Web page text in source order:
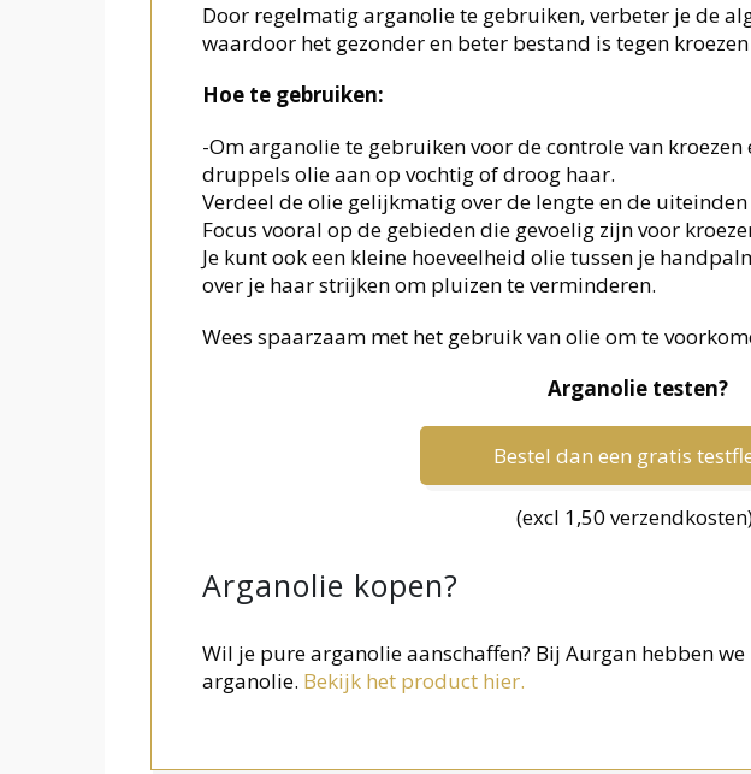
Door regelmatig arganolie te gebruiken, verbeter je de
waardoor het gezonder en beter bestand is tegen
Hoe te gebruiken:
-Om arganolie te gebruiken voor de controle van
druppels olie aan op vochtig of droog haar.
Verdeel de olie gelijkmatig over de lengte en de uiteinden
Focus vooral op de gebieden die gevoelig zijn voor
Je kunt ook een kleine hoeveelheid olie tussen je
over je haar strijken om pluizen te verminderen.
Wees spaarzaam met het gebruik van olie om te
Arganolie testen?
Bestel dan een gratis
(excl 1,50
Arganolie kopen?
Wil je pure arganolie aanschaffen? Bij Aurgan hebben
arganolie. Bekijk het product hier.